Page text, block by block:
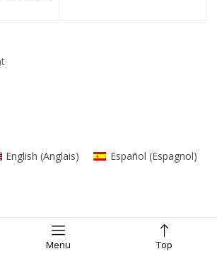
Menu Top
English (Anglais) Español (Espagnol)